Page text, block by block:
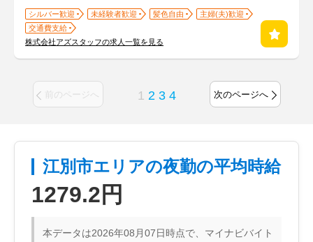
シルバー歓迎 未経験者歓迎 髪色自由
主婦(夫)歓迎
交通費支給
株式会社アズスタッフの求人一覧を見る
前のページへ 1 2 3 4 次のページへ
江別市エリアの夜勤の平均時給
1279.2円
本データは2026年08月07日時点で、マイナビバイト